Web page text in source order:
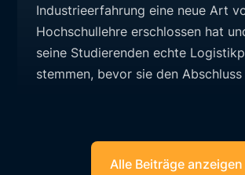
Industrieerfahrung eine neue Art
Hochschullehre erschlossen hat
seine Studierenden echte
stemmen, bevor sie den Abschluss
Alle Beiträge anzeigen